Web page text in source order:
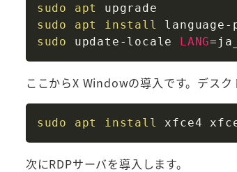
sudo
apt
sudo
apt install
sudo
update-locale LANG=
ここからX Windowの導入です。デス
sudo apt install
次にRDPサーバを導入します。